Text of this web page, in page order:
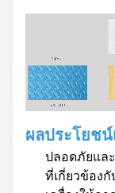
ผลประโยช
ปลอดภัยแล
ที่เกี่ยวข้อง